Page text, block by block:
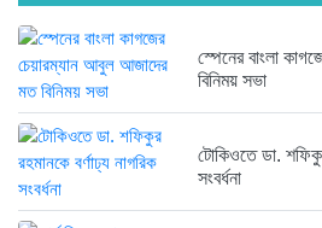
১ সপ্তাহ আগে
রাজনৈতিক
১ সপ্তাহ আগে
স্পেনের বাংলা
বিনিময় সভা
টোকিওতে ডা.
সংবর্ধনা